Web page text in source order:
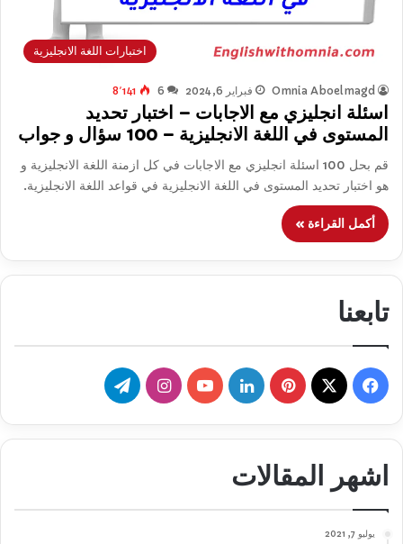
اختبارات اللغة الانجليزية
Omnia Aboelmagd فبراير 6, 2024 6 8٬141
اسئلة انجليزي مع الاجابات – اختبار تحديد
المستوى في اللغة الانجليزية – 100 سؤال و جواب
قم بحل 100 اسئلة انجليزي مع الاجابات في كل ازمنة اللغة الانجليزية و
هو اختبار تحديد المستوى في اللغة الانجليزية في قواعد اللغة الانجليزية.
أكمل القراءة »
تابعنا
فيسبوك
‫X بينتيريستلينكدإن‫YouTube
انستقرامتيلقرام
اشهر المقالات
يوليو 7, 2021